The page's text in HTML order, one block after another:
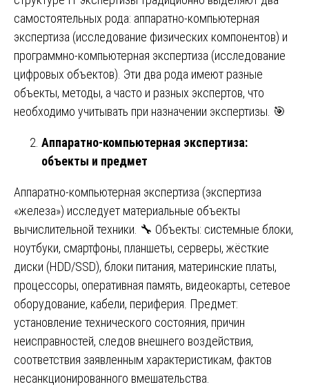
самостоятельных рода: аппаратно-компьютерная
экспертиза (исследование физических компонентов) и
программно-компьютерная экспертиза (исследование
цифровых объектов). Эти два рода имеют разные
объекты, методы, а часто и разных экспертов, что
необходимо учитывать при назначении экспертизы. 🎯
Аппаратно-компьютерная экспертиза:
объекты и предмет
Аппаратно-компьютерная экспертиза (экспертиза
«железа») исследует материальные объекты
вычислительной техники. 🔧 Объекты: системные блоки,
ноутбуки, смартфоны, планшеты, серверы, жёсткие
диски (HDD/SSD), блоки питания, материнские платы,
процессоры, оперативная память, видеокарты, сетевое
оборудование, кабели, периферия. Предмет:
установление технического состояния, причин
неисправностей, следов внешнего воздействия,
соответствия заявленным характеристикам, фактов
несанкционированного вмешательства.